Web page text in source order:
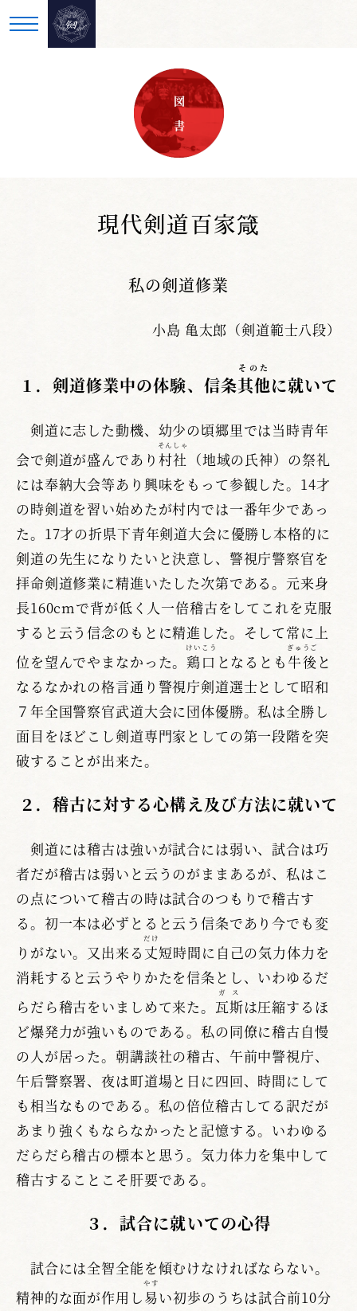
図 書
現代剣道百家箴
私の剣道修業
小島 亀太郎（剣道範士八段）
１．剣道修業中の体験、信条其他
そのた
に就いて
剣道に志した動機、幼少の頃郷里では当時青年
会で剣道が盛んであり 村社
そんしゃ
（地域の氏神）の祭礼
には奉納大会等あり興味をもって参観した。14才
の時剣道を習い始めたが村内では一番年少であっ
た。17才の折県下青年剣道大会に優勝し本格的に
剣道の先生になりたいと決意し、警視庁警察官を
拝命剣道修業に精進いたした次第である。元来身
長160cmで背が低く人一倍稽古をしてこれを克服
すると云う信念のもとに精進した。そして常に上
位を望んでやまなかった。鶏口
けいこう
となるとも牛後
ぎゅうご
と
なるなかれの格言通り警視庁剣道選士として昭和
７年全国警察官武道大会に団体優勝。私は全勝し
面目をほどこし剣道専門家としての第一段階を突
破することが出来た。
２．稽古に対する心構え及び方法に就いて
剣道には稽古は強いが試合には弱い、試合は巧
者だが稽古は弱いと云うのがままあるが、私はこ
の点について稽古の時は試合のつもりで稽古す
る。初一本は必ずとると云う信条であり今でも変
りがない。又出来る 丈
だけ
短時間に自己の気力体力を
消耗すると云うやりかたを信条とし、いわゆるだ
らだら稽古をいましめて来た。 瓦斯
ガス
は圧縮するほ
ど爆発力が強いものである。私の同僚に稽古自慢
の人が居った。朝講談社の稽古、午前中警視庁、
午后警察署、夜は町道場と日に四回、時間にして
も相当なものである。私の倍位稽古してる訳だが
あまり強くもならなかったと記憶する。いわゆる
だらだら稽古の標本と思う。気力体力を集中して
稽古することこそ肝要である。
３．試合に就いての心得
試合には全智全能を傾むけなければならない。
精神的な面が作用し易
やす
い初歩のうちは試合前10分